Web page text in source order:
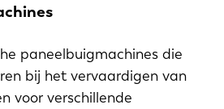
paneelbuigmachines die
bij het vervaardigen van
voor verschillende